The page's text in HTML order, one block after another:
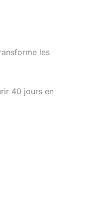
les
40 jours en